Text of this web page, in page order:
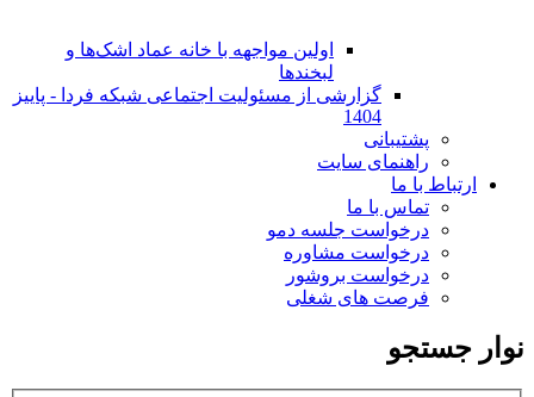
اولین مواجهه با خانه عماد اشک‌ها و
لبخندها
گزارشی از مسئولیت اجتماعی شبکه فردا - پاییز
1404
پشتیبانی
راهنمای سایت
ارتباط با ما
تماس با ما
در‌خواست جلسه دمو
درخواست مشاوره
درخواست بروشور
فرصت های شغلی
نوار جستجو